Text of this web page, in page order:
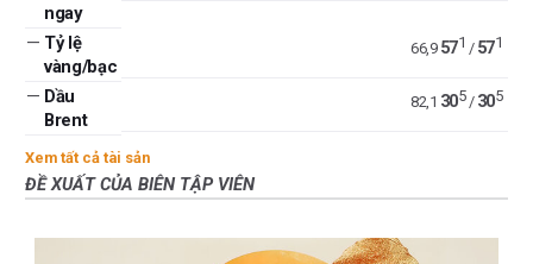
ngay
— Tỷ lệ
vàng/bạc
66,9 571 / 571
— Dầu
Brent
82,1 305/ 305
Xem tất cả tài sản
ĐỀ XUẤT CỦA BIÊN TẬP VIÊN